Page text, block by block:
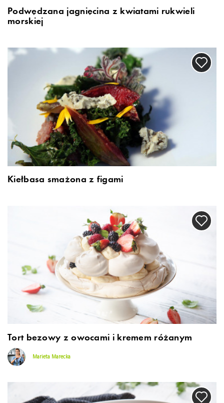
Podwędzana jagnięcina z kwiatami rukwieli
morskiej
Kiełbasa smażona z figami
Tort bezowy z owocami i kremem różanym
Marieta Marecka